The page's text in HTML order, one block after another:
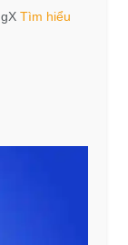
Tìm hiểu